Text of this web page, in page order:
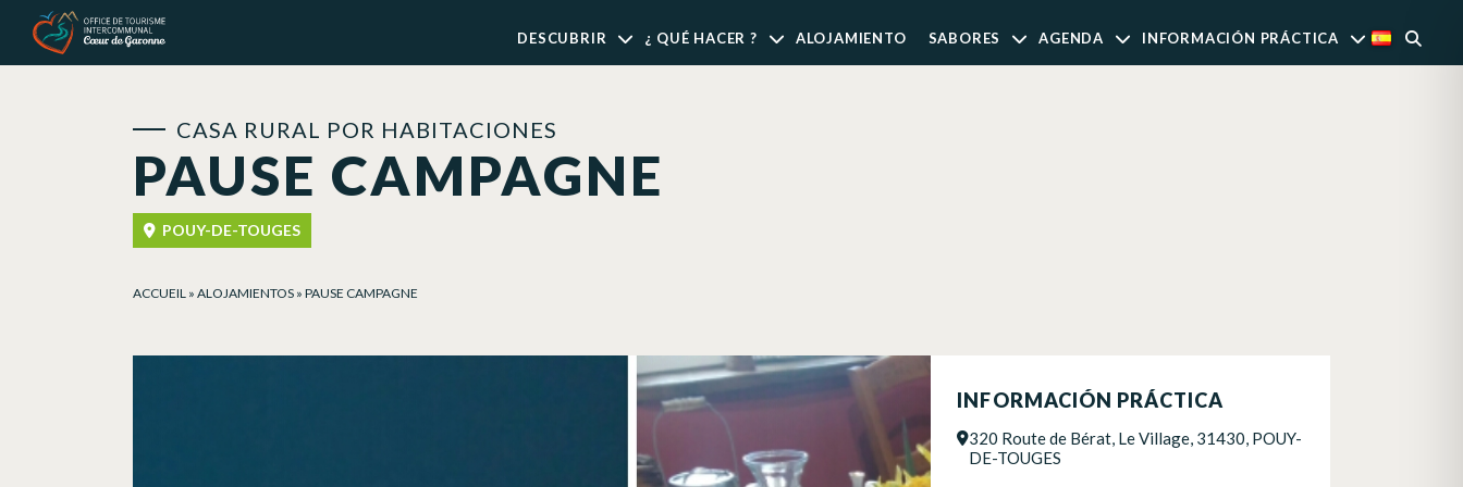
DESCUBRIR ¿ QUÉ HACER ? ALOJAMIENTO SABORES AGENDA INFORMACIÓN PRÁCTICA
PAUSE CAMPAGNE
CASA RURAL POR HABITACIONES
POUY-DE-TOUGES
ACCUEIL » ALOJAMIENTOS » PAUSE CAMPAGNE
INFORMACIÓN PRÁCTICA
320 Route de Bérat, Le Village, 31430, POUY-
DE-TOUGES
Panel de gestión de cookies